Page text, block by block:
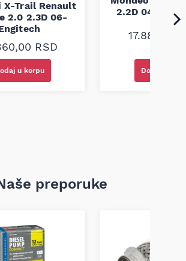
X-Trail Renault
2.0 2.3D 06-
RSD
u korpu
2.2D 04-09
17.880,00
Dodaj u
preporuke